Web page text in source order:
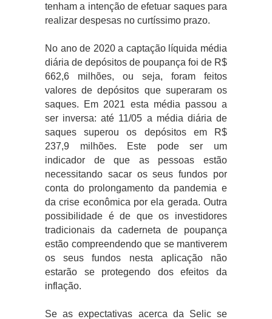
tenham a intenção de efetuar saques para
realizar despesas no curtíssimo prazo.
No ano de 2020 a captação líquida média
diária de depósitos de poupança foi de R$
662,6 milhões, ou seja, foram feitos
valores de depósitos que superaram os
saques. Em 2021 esta média passou a
ser inversa: até 11/05 a média diária de
saques superou os depósitos em R$
237,9 milhões. Este pode ser um
indicador de que as pessoas estão
necessitando sacar os seus fundos por
conta do prolongamento da pandemia e
da crise econômica por ela gerada. Outra
possibilidade é de que os investidores
tradicionais da caderneta de poupança
estão compreendendo que se mantiverem
os seus fundos nesta aplicação não
estarão se protegendo dos efeitos da
inflação.
Se as expectativas acerca da Selic se